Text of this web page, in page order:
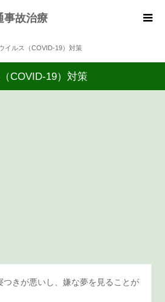
イルス（COVID-19）対策
COVID-19）対策
つきが悪いし、嫌な夢を見ることが